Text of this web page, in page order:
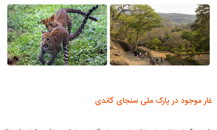
غار موجود در پارک ملی سنجای گاندی